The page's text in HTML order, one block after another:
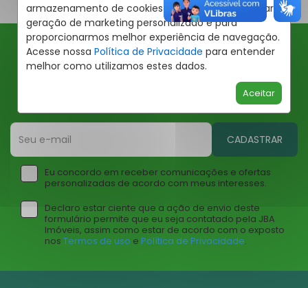
armazenamento de cookies em seu dispositivo para
geração de marketing personalizado e para
proporcionarmos melhor experiência de navegação.
Acesse nossa Política de Privacidade para entender
melhor como utilizamos estes dados.
Aceitar
Ofertas JBA
Insira seu email abaixo para receber ofertas da JBA
CADASTRAR
Eu concordo em receber comunicações e ofertas
personalizadas de acordo com meus interesses.
Declaro estar ciente que a ação de envio deste
formulário permite que eu seja contatado pela JBA
Imóveis, assim como estar de acordo com o exposto
nos Termos de uso e Política de Privacidade.